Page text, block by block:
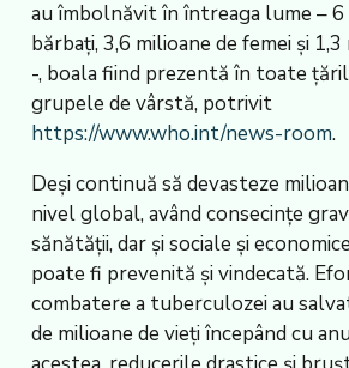
au îmbolnăvit în întreaga lume – 6
bărbați, 3,6 milioane de femei și
-, boala fiind prezentă în toate
grupele de vârstă, potrivit
https://www.who.int/news-room.
Deși continuă să devasteze
nivel global, având consecințe
sănătății, dar și sociale și
poate fi prevenită și vindecată.
combatere a tuberculozei au
de milioane de vieți începând cu